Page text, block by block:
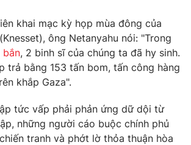
Infographic
khai mạc kỳ họp mùa đông của
ông Netanyahu nói: "Trong
bắn, 2 binh sĩ của chúng ta đã hy sinh.
trả bằng 153 tấn bom, tấn công hàng
khắp Gaza".
tức vấp phải phản ứng dữ dội từ
những người cáo buộc chính phủ
tranh và phớt lờ thỏa thuận hòa